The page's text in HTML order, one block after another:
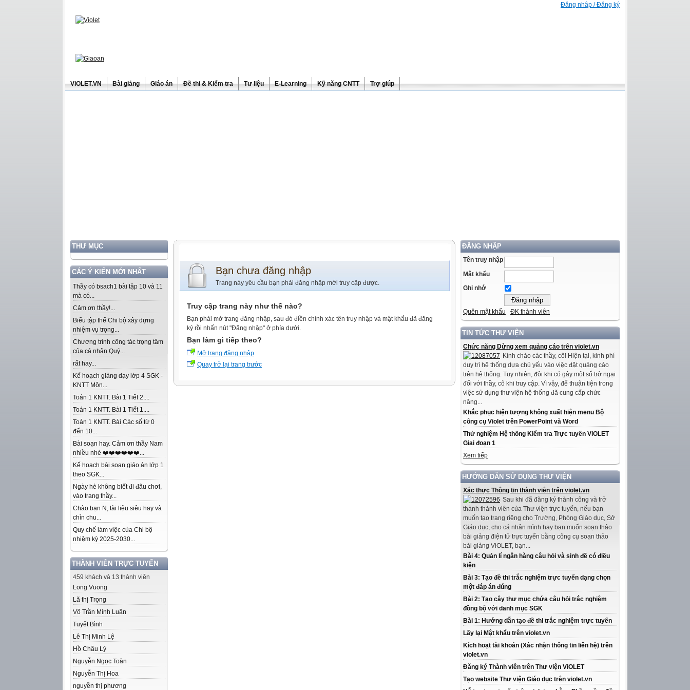
Đăng nhập / Đăng ký
ViOLET.VN Bài giảng Giáo án Đề thi & Kiểm tra Tư liệu E-Learning Kỹ năng CNTT Trợ giúp
THƯ MỤC
CÁC Ý KIẾN MỚI NHẤT
Thầy có bsach1 bài tập 10 và 11
mà có...
Cảm ơn thầy!...
Biểu tập thể Chi bộ xây dựng
nhiệm vụ trọng...
Chương trình công tác trọng tâm
của cá nhân Quý...
rất hay...
Kế hoạch giảng dạy lớp 4 SGK -
KNTT Môn...
Toán 1 KNTT. Bài 1 Tiết 2....
Toán 1 KNTT. Bài 1 Tiết 1....
Toán 1 KNTT. Bài Các số từ 0
đến 10...
Bài soạn hay. Cảm ơn thầy Nam
nhiều nhé ❤️❤️❤️❤️❤️❤️...
Kế hoạch bài soạn giáo án lớp 1
theo SGK...
Ngày hè không biết đi đâu chơi,
vào trang thầy...
Chào bạn N, tài liệu siêu hay và
chỉn chu...
Quy chế làm việc của Chi bộ
nhiệm kỳ 2025-2030...
THÀNH VIÊN TRỰC TUYẾN
459 khách và 13 thành viên
Long Vuong
Lã thị Trọng
Võ Trần Minh Luân
Tuyết Bình
Lê Thị Minh Lệ
Hồ Châu Lý
Nguyễn Ngọc Toàn
Nguyễn Thị Hoa
nguyễn thị phương
ĐĂNG NHẬP
Tên truy nhập
Mật khẩu
Ghi nhớ
Quên mật khẩu ĐK thành viên
TIN TỨC THƯ VIỆN
Chức năng Dừng xem quảng cáo trên violet.vn
Kính chào các thầy, cô! Hiện tại, kinh phí
duy trì hệ thống dựa chủ yếu vào việc đặt quảng cáo
trên hệ thống. Tuy nhiên, đôi khi có gây một số trở ngại
đối với thầy, cô khi truy cập. Vì vậy, để thuận tiện trong
việc sử dụng thư viện hệ thống đã cung cấp chức
năng...
Khắc phục hiện tượng không xuất hiện menu Bộ
công cụ Violet trên PowerPoint và Word
Thử nghiệm Hệ thống Kiểm tra Trực tuyến ViOLET
Giai đoạn 1
Xem tiếp
HƯỚNG DẪN SỬ DỤNG THƯ VIỆN
Xác thực Thông tin thành viên trên violet.vn
Sau khi đã đăng ký thành công và trở
thành thành viên của Thư viện trực tuyến, nếu bạn
muốn tạo trang riêng cho Trường, Phòng Giáo dục, Sở
Giáo dục, cho cá nhân mình hay bạn muốn soạn thảo
bài giảng điện tử trực tuyến bằng công cụ soạn thảo
bài giảng ViOLET, bạn...
Bài 4: Quản lí ngân hàng câu hỏi và sinh đề có điều
kiện
Bài 3: Tạo đề thi trắc nghiệm trực tuyến dạng chọn
một đáp án đúng
Bài 2: Tạo cây thư mục chứa câu hỏi trắc nghiệm
đồng bộ với danh mục SGK
Bài 1: Hướng dẫn tạo đề thi trắc nghiệm trực tuyến
Lấy lại Mật khẩu trên violet.vn
Kích hoạt tài khoản (Xác nhận thông tin liên hệ) trên
violet.vn
Đăng ký Thành viên trên Thư viện ViOLET
Tạo website Thư viện Giáo dục trên violet.vn
Bạn chưa đăng nhập
Trang này yêu cầu bạn phải đăng nhập mới truy cập được.
Truy cập trang này như thế nào?
Bạn phải mở trang đăng nhập, sau đó điền chính xác tên truy nhập và mật khẩu đã đăng
ký rồi nhấn nút "Đăng nhập" ở phía dưới.
Bạn làm gì tiếp theo?
Mở trang đăng nhập
Quay trở lại trang trước